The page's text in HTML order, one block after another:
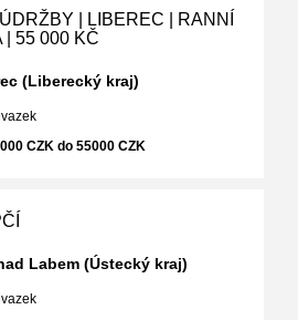
| LIBEREC | RANNÍ
| 55 000 KČ
(Liberecký kraj)
CZK do 55000 CZK
Labem (Ústecký kraj)